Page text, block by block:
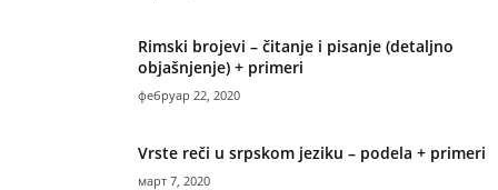
Rimski brojevi – čitanje i pisanje (detaljno
objašnjenje) + primeri
фебруар 22, 2020
Vrste reči u srpskom jeziku – podela + primeri
март 7, 2020